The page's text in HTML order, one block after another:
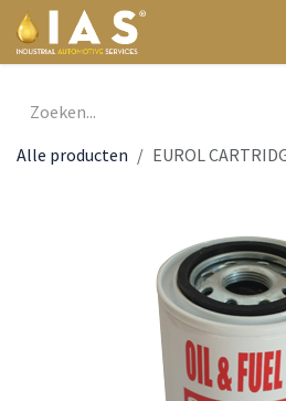
Overslaan naar inhoud
Alle producten EUROL